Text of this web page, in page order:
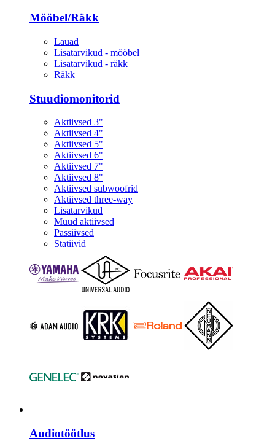
Mööbel/Räkk
Lauad
Lisatarvikud - mööbel
Lisatarvikud - räkk
Räkk
Stuudiomonitorid
Aktiivsed 3"
Aktiivsed 4"
Aktiivsed 5"
Aktiivsed 6"
Aktiivsed 7"
Aktiivsed 8"
Aktiivsed subwoofrid
Aktiivsed three-way
Lisatarvikud
Muud aktiivsed
Passiivsed
Statiivid
Audiotöötlus